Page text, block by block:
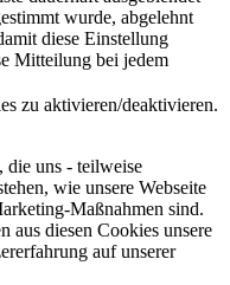
wurde, abgelehnt
diese Einstellung
Mitteilung bei jedem
zu aktivieren/deaktivieren.
die uns - teilweise
wie unsere Webseite
Maßnahmen sind.
aus diesen Cookies unsere
auf unserer